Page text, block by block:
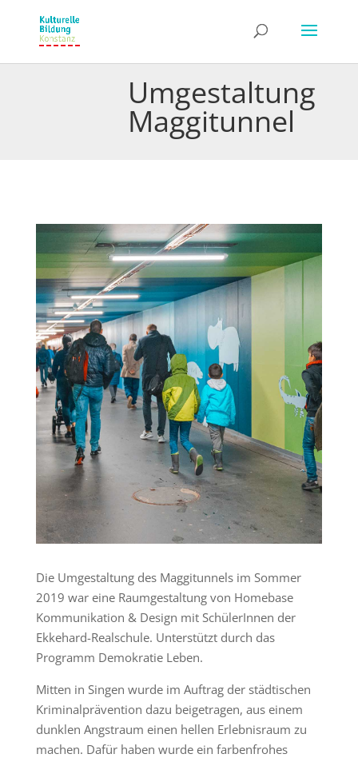
Umgestaltung
Maggitunnel
Die Umgestaltung des Maggitunnels im Sommer
2019 war eine Raumgestaltung von Homebase
Kommunikation & Design mit SchülerInnen der
Ekkehard-Realschule. Unterstützt durch das
Programm Demokratie Leben.
Mitten in Singen wurde im Auftrag der städtischen
Kriminalprävention dazu beigetragen, aus einem
dunklen Angstraum einen hellen Erlebnisraum zu
machen. Dafür haben wurde ein farbenfrohes